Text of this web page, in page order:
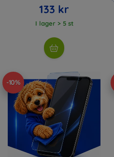
133 kr
I lager > 5 st
-10%